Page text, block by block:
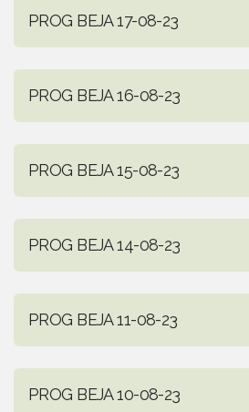
PROG BEJA 17-08-23
PROG BEJA 16-08-23
PROG BEJA 15-08-23
PROG BEJA 14-08-23
PROG BEJA 11-08-23
PROG BEJA 10-08-23